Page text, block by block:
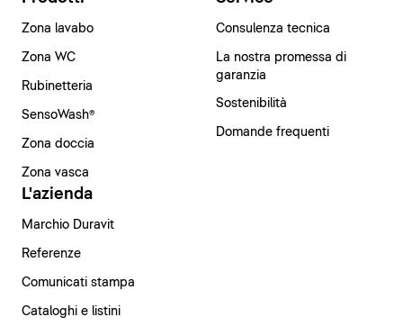
Zona lavabo
Zona WC
Rubinetteria
SensoWash®
Zona doccia
Zona vasca
Consulenza tecnica
La nostra promessa di
garanzia
Sostenibilità
Domande frequenti
L'azienda
Marchio Duravit
Referenze
Comunicati stampa
Cataloghi e listini